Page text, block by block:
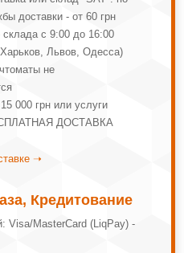
доставки - от 60 грн
с 9:00 до 16:00
Львов, Одесса)
не
15 000 грн или услуги
ДОСТАВКА
➝
Кредитование
Visa/MasterCard (LiqPay) -